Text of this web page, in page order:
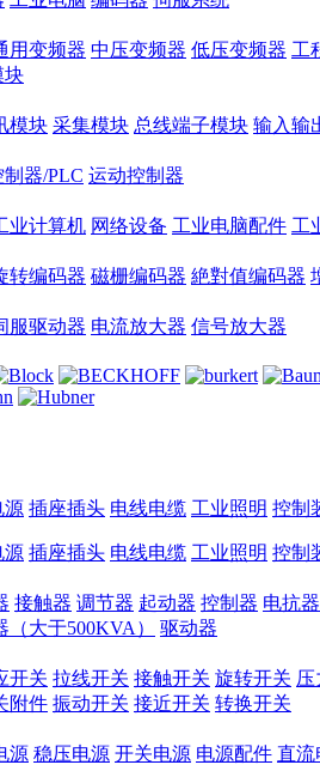
用变频器 中压变频器 低压变频器 工
块
模块 采集模块 总线端子模块 输入输
器/PLC 运动控制器
业计算机 网络设备 工业电脑配件 工
转编码器 磁栅编码器 絶對值编码器
服驱动器 电流放大器 信号放大器
源 插座插头 电线电缆 工业照明 控制
源 插座插头 电线电缆 工业照明 控制
接触器 调节器 起动器 控制器 电抗器
（大于500KVA）
驱动器
开关 拉线开关 接触开关 旋转开关 压
附件 振动开关 接近开关 转换开关
源 稳压电源 开关电源 电源配件 直流